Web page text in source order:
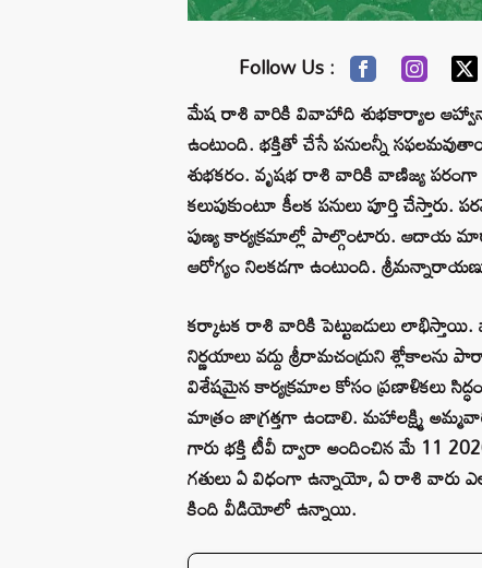
Follow Us :
మేష రాశి వారికి వివాహాది శుభకార్యాల
ఉంటుంది. భక్తితో చేసే పనులన్నీ
శుభకరం. వృషభ రాశి వారికి వాణిజ్య పరంగా
కలుపుకుంటూ కీలక పనులు పూర్తి
పుణ్య కార్యక్రమాల్లో పాల్గొంటారు. ఆదాయ
ఆరోగ్యం నిలకడగా ఉంటుంది.
కర్కాటక రాశి వారికి పెట్టుబడులు
నిర్ణయాలు వద్దు శ్రీరామచంద్రుని
విశేషమైన కార్యక్రమాల కోసం ప్రణాళికలు
మాత్రం జాగ్రత్తగా ఉండాలి. మహాలక్ష్మి
గారు భక్తి టీవీ ద్వారా అందించిన మే 11
గతులు ఏ విధంగా ఉన్నాయో, ఏ రాశి వారు
కింది వీడియోలో ఉన్నాయి.